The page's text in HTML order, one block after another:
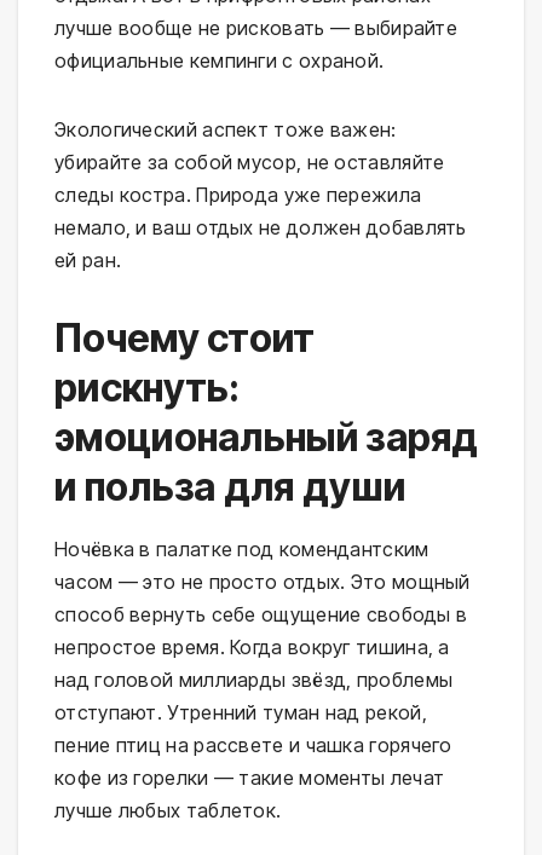
лучше вообще не рисковать — выбирайте
официальные кемпинги с охраной.
Экологический аспект тоже важен:
убирайте за собой мусор, не оставляйте
следы костра. Природа уже пережила
немало, и ваш отдых не должен добавлять
ей ран.
Почему стоит
рискнуть:
эмоциональный заряд
и польза для души
Ночёвка в палатке под комендантским
часом — это не просто отдых. Это мощный
способ вернуть себе ощущение свободы в
непростое время. Когда вокруг тишина, а
над головой миллиарды звёзд, проблемы
отступают. Утренний туман над рекой,
пение птиц на рассвете и чашка горячего
кофе из горелки — такие моменты лечат
лучше любых таблеток.